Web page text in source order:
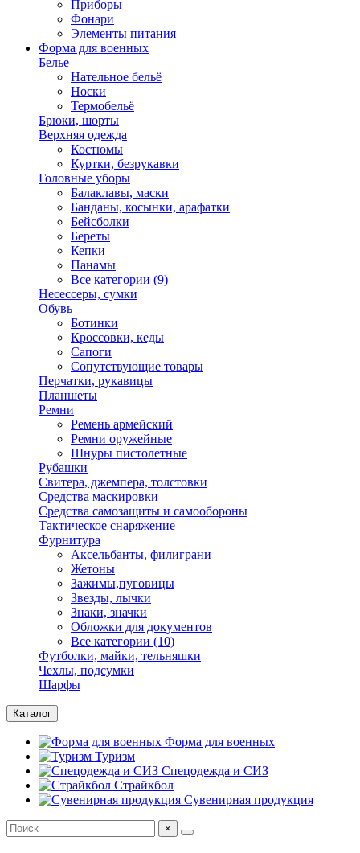
Приборы
Фонари
Элементы питания
Форма для военных
Белье
Нательное бельё
Носки
Термобельё
Брюки, шорты
Верхняя одежда
Костюмы
Куртки, безрукавки
Головные уборы
Балаклавы, маски
Банданы, косынки, арафатки
Бейсболки
Береты
Кепки
Панамы
Все категории (9)
Несессеры, сумки
Обувь
Ботинки
Кроссовки, кеды
Сапоги
Сопутствующие товары
Перчатки, рукавицы
Планшеты
Ремни
Ремень армейский
Ремни оружейные
Шнуры пистолетные
Рубашки
Свитера, джемпера, толстовки
Средства маскировки
Средства самозащиты и самообороны
Тактическое снаряжение
Фурнитура
Аксельбанты, филиграни
Жетоны
Зажимы,пуговицы
Звезды, лычки
Знаки, значки
Обложки для документов
Все категории (10)
Футболки, майки, тельняшки
Чехлы, подсумки
Шарфы
Каталог
Форма для военных
Туризм
Спецодежда и СИЗ
Страйкбол
Сувенирная продукция
×